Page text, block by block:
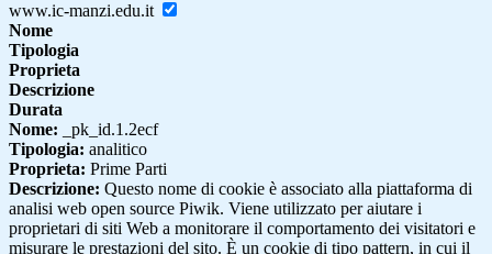
www.ic-manzi.edu.it
Nome
Tipologia
Proprieta
Descrizione
Durata
Nome: _pk_id.1.2ecf
Tipologia: analitico
Proprieta: Prime Parti
Descrizione: Questo nome di cookie è associato alla piattaforma di
analisi web open source Piwik. Viene utilizzato per aiutare i
proprietari di siti Web a monitorare il comportamento dei visitatori e
misurare le prestazioni del sito. È un cookie di tipo pattern, in cui il